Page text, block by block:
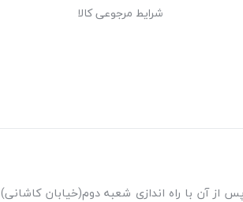
شرایط مرجوعی کالا
نموده و پس از آن با راه اندازی شعبه دوم(خیابان کاشانی)